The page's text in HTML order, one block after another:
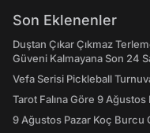
Son Eklenenler
Duştan Çıkar Çıkmaz
Güveni Kalmayana Son 24
Vefa Serisi Pickleball
Tarot Falına Göre 9
9 Ağustos Pazar Koç Burcu